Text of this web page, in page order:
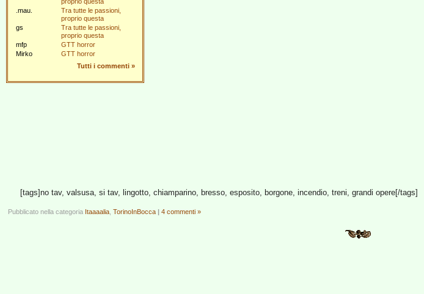
.mau.
Tra tutte le passioni,
proprio questa
gs
Tra tutte le passioni,
proprio questa
mfp
GTT horror
Mirko
GTT horror
Tutti i commenti »
[tags]no tav, valsusa, si tav, lingotto, chiamparino, bresso, esposito, borgone, incendio, treni, grandi opere[/tags]
Pubblicato nella categoria Itaaaalia TorinoInBocca | 4 commenti »